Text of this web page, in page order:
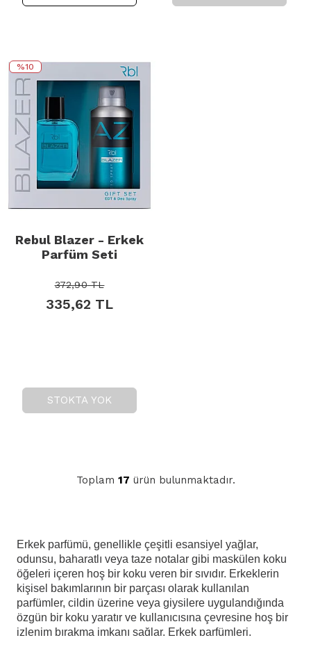
%10
Rebul Blazer - Erkek
Parfüm Seti
372,90TL
335,62 TL
STOKTA YOK
Toplam 17 ürün bulunmaktadır.
Erkek parfümü, genellikle çeşitli esansiyel yağlar,
odunsu, baharatlı veya taze notalar gibi maskülen koku
öğeleri içeren hoş bir koku veren bir sıvıdır. Erkeklerin
kişisel bakımlarının bir parçası olarak kullanılan
parfümler, cildin üzerine veya giysilere uygulandığında
özgün bir koku yaratır ve kullanıcısına çevresine hoş bir
izlenim bırakma imkanı sağlar. Erkek parfümleri,